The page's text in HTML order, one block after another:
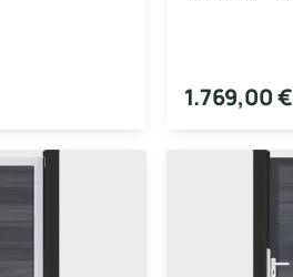
1.769,00 €